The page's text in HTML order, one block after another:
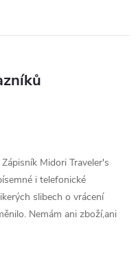
Midori Traveler's
i telefonické
slibech o vrácení
Nemám ani zboží,ani